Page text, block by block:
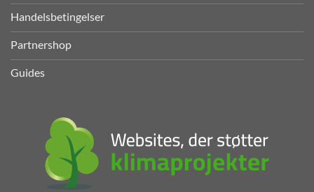
Handelsbetingelser
Partnershop
Guides